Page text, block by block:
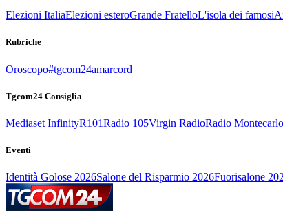
Elezioni ItaliaElezioni esteroGrande FratelloL'isola dei famosi
Rubriche
Oroscopo#tgcom24amarcord
Tgcom24 Consiglia
Mediaset InfinityR101Radio 105Virgin RadioRadio Montecarlo
Eventi
Identità Golose 2026Salone del Risparmio 2026Fuorisalone